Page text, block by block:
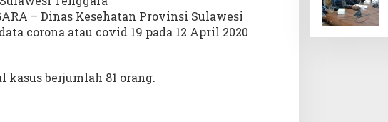
– Dinas Kesehatan Provinsi Sulawesi
corona atau covid 19 pada 12 April 2020
kasus berjumlah 81 orang.